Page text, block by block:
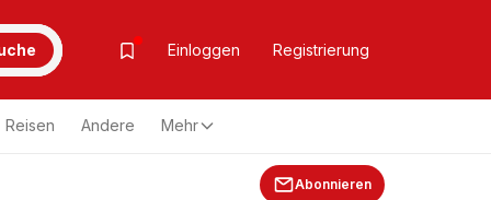
Einloggen Registrierung
Reisen Andere Mehr
Abonnieren